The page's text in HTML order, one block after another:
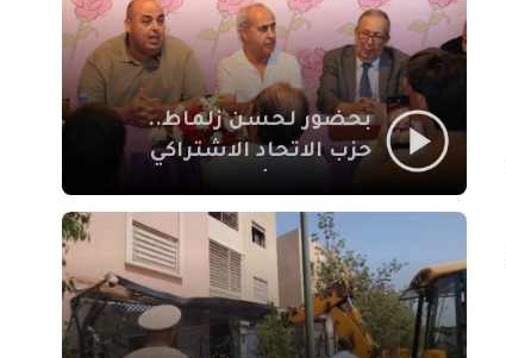
بحضور لحسن زلماط..
حزب الاتحاد الاشتراكي
مقراً بمقاطعة سيدي
يوسف بن علي مراكش